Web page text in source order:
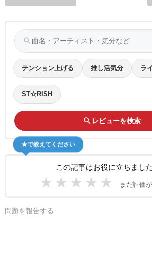
search
テンション上げる 推し活気分 ラ
ST☆RISH
search レビューを検索
この記事はお役に立ちまし
★ ★ ★ ★ ★ まだ評価
★で教えてください
問題を報告する